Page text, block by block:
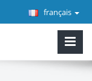
français